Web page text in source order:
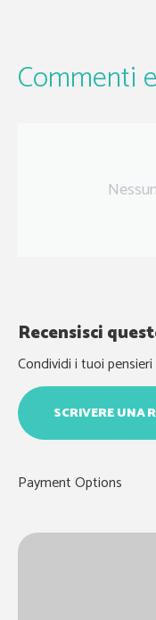
Commenti
Recensisci
Condividi i tuoi
SCRIVERE UNA
Payment Options